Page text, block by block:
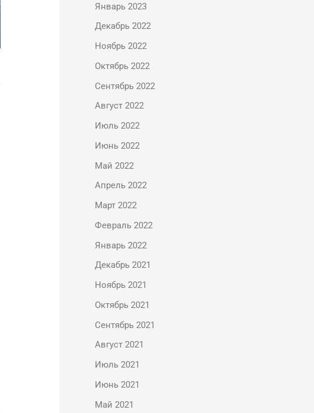
Январь 2023
Декабрь 2022
Ноябрь 2022
Октябрь 2022
Сентябрь 2022
Август 2022
Июль 2022
Июнь 2022
Май 2022
Апрель 2022
Март 2022
Февраль 2022
Январь 2022
Декабрь 2021
Ноябрь 2021
Октябрь 2021
Сентябрь 2021
Август 2021
Июль 2021
Июнь 2021
Май 2021